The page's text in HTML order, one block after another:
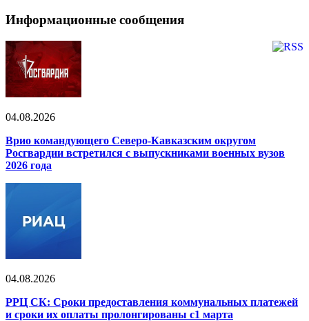
Информационные сообщения
04.08.2026
Врио командующего Северо-Кавказским округом
Росгвардии встретился с выпускниками военных вузов
2026 года
04.08.2026
РРЦ СК: Сроки предоставления коммунальных платежей
и сроки их оплаты пролонгированы с1 марта